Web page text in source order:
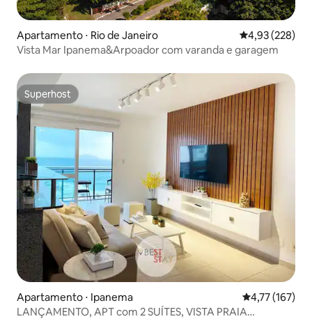
Apartamento ⋅ Rio de Janeiro 4,93 de uma
4,93 (228)
Vista Mar Ipanema&Arpoador com varanda e garagem
Superhost
Superhost
Apartamento ⋅ Ipanema 4,77 de uma
4,77 (167)
LANÇAMENTO, APT com 2 SUÍTES, VISTA PRAIA